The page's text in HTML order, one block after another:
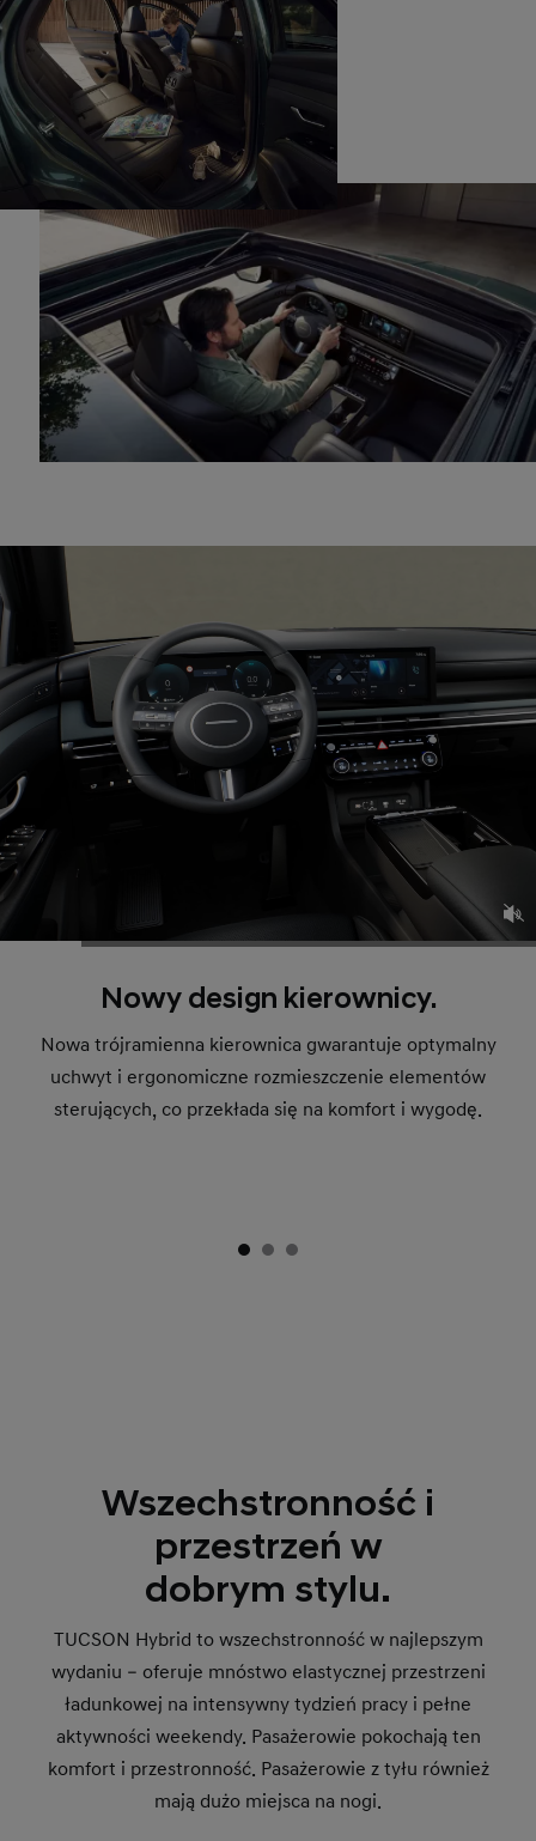
Nowy design kierownicy.
Nowa trójramienna kierownica gwarantuje optymalny
uchwyt i ergonomiczne rozmieszczenie elementów
sterujących, co przekłada się na komfort i wygodę.
Wszechstronność i
przestrzeń w
dobrym stylu.
TUCSON Hybrid to wszechstronność w najlepszym
wydaniu – oferuje mnóstwo elastycznej przestrzeni
ładunkowej na intensywny tydzień pracy i pełne
aktywności weekendy. Pasażerowie pokochają ten
komfort i przestronność. Pasażerowie z tyłu również
mają dużo miejsca na nogi.